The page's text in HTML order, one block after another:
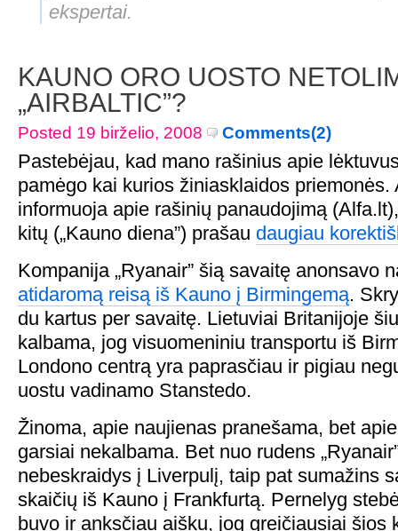
ekspertai.
KAUNO ORO UOSTO
„AIRBALTIC”?
Posted 19 birželio, 2008 Comments(2)
Pastebėjau, kad mano rašinius apie
pamėgo kai kurios žiniasklaidos priemonės.
informuoja apie rašinių panaudojimą
kitų („Kauno diena”) prašau daugiau
Kompanija „Ryanair” šią savaitę anonsavo
atidaromą reisą iš Kauno į Birmingemą.
du kartus per savaitę. Lietuviai Britanijoje
kalbama, jog visuomeniniu transportu iš
Londono centrą yra paprasčiau ir pigiau
uostu vadinamo Stanstedo.
Žinoma, apie naujienas pranešama, bet
garsiai nekalbama. Bet nuo rudens
nebeskraidys į Liverpulį, taip pat sumažins
skaičių iš Kauno į Frankfurtą. Pernelyg
buvo ir anksčiau aišku, jog greičiausiai šios